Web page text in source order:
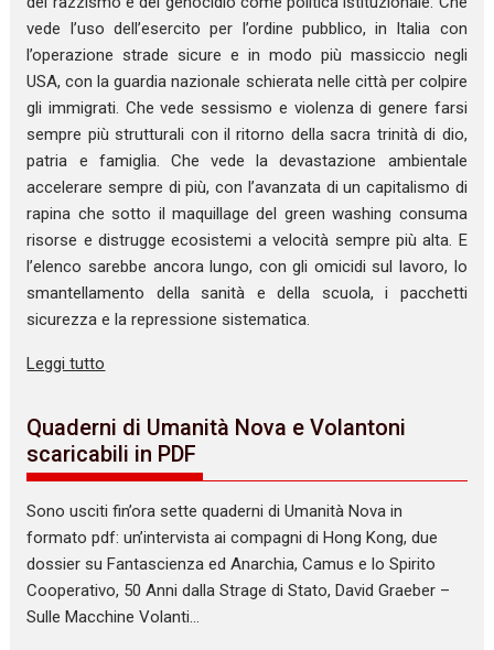
vede l’uso dell’esercito per l’ordine pubblico, in Italia con
l’operazione strade sicure e in modo più massiccio negli
USA, con la guardia nazionale schierata nelle città per colpire
gli immigrati. Che vede sessismo e violenza di genere farsi
sempre più strutturali con il ritorno della sacra trinità di dio,
patria e famiglia. Che vede la devastazione ambientale
accelerare sempre di più, con l’avanzata di un capitalismo di
rapina che sotto il maquillage del green washing consuma
risorse e distrugge ecosistemi a velocità sempre più alta. E
l’elenco sarebbe ancora lungo, con gli omicidi sul lavoro, lo
smantellamento della sanità e della scuola, i pacchetti
sicurezza e la repressione sistematica.
Leggi tutto
Quaderni di Umanità Nova e Volantoni
scaricabili in PDF
Sono usciti fin’ora sette quaderni di Umanità Nova in
formato pdf: un’intervista ai compagni di Hong Kong, due
dossier su Fantascienza ed Anarchia, Camus e lo Spirito
Cooperativo, 50 Anni dalla Strage di Stato, David Graeber –
Sulle Macchine Volanti…